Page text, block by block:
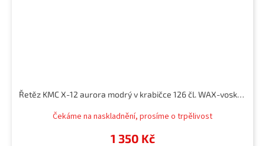
Řetěz KMC X-12 aurora modrý v krabičce 126 čl. WAX-voskovaný
Čekáme na naskladnění, prosíme o trpělivost
1 350 Kč